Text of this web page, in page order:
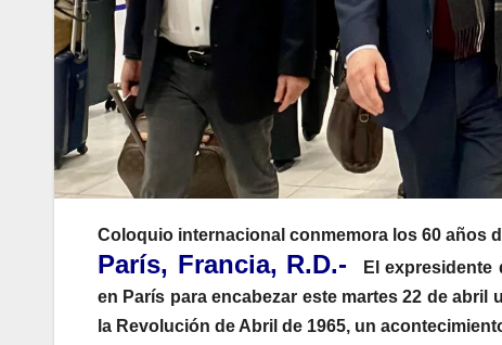
Coloquio internacional conmemora los 60 años
París, Francia, R.D.-
El expresidente
en París para encabezar este martes 22 de
la Revolución de Abril de 1965, un